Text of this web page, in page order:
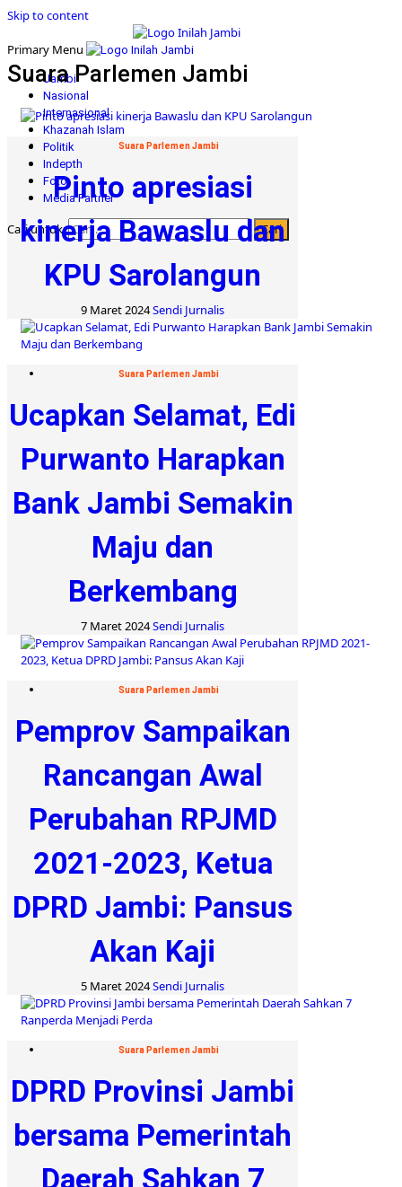
Skip to content
Primary Menu
Jambi
Nasional
Internasional
Khazanah Islam
Politik
Indepth
Foto
Media Partner
Cari untuk:
Suara Parlemen Jambi
Suara Parlemen Jambi
Pinto apresiasi
kinerja Bawaslu dan
KPU Sarolangun
9 Maret 2024Sendi Jurnalis
Suara Parlemen Jambi
Ucapkan Selamat, Edi
Purwanto Harapkan
Bank Jambi Semakin
Maju dan
Berkembang
7 Maret 2024Sendi Jurnalis
Suara Parlemen Jambi
Pemprov Sampaikan
Rancangan Awal
Perubahan RPJMD
2021-2023, Ketua
DPRD Jambi: Pansus
Akan Kaji
5 Maret 2024Sendi Jurnalis
Suara Parlemen Jambi
DPRD Provinsi Jambi
bersama Pemerintah
Daerah Sahkan 7